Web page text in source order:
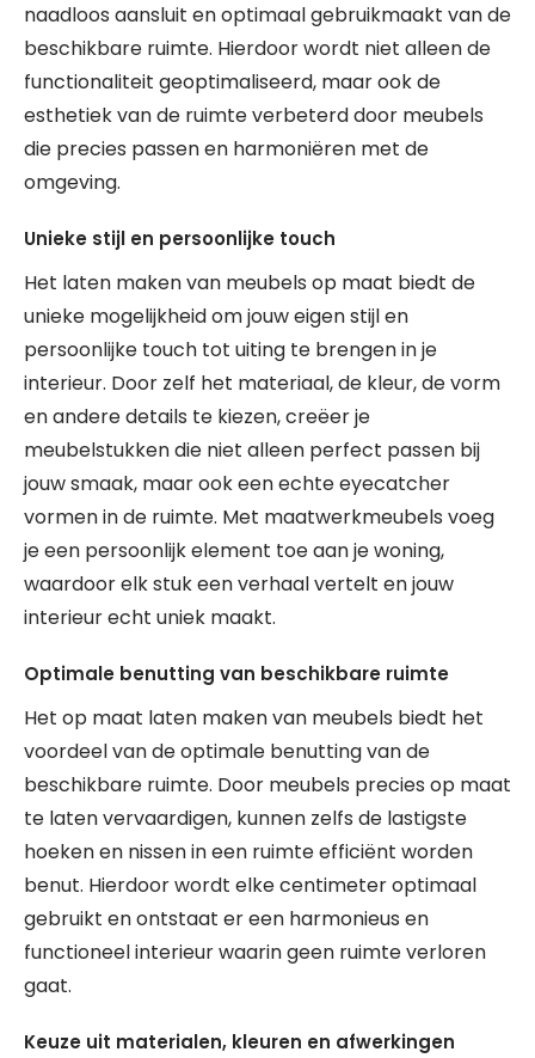
naadloos aansluit en optimaal gebruikmaakt van de
beschikbare ruimte. Hierdoor wordt niet alleen de
functionaliteit geoptimaliseerd, maar ook de
esthetiek van de ruimte verbeterd door meubels
die precies passen en harmoniëren met de
omgeving.
Unieke stijl en persoonlijke touch
Het laten maken van meubels op maat biedt de
unieke mogelijkheid om jouw eigen stijl en
persoonlijke touch tot uiting te brengen in je
interieur. Door zelf het materiaal, de kleur, de vorm
en andere details te kiezen, creëer je
meubelstukken die niet alleen perfect passen bij
jouw smaak, maar ook een echte eyecatcher
vormen in de ruimte. Met maatwerkmeubels voeg
je een persoonlijk element toe aan je woning,
waardoor elk stuk een verhaal vertelt en jouw
interieur echt uniek maakt.
Optimale benutting van beschikbare ruimte
Het op maat laten maken van meubels biedt het
voordeel van de optimale benutting van de
beschikbare ruimte. Door meubels precies op maat
te laten vervaardigen, kunnen zelfs de lastigste
hoeken en nissen in een ruimte efficiënt worden
benut. Hierdoor wordt elke centimeter optimaal
gebruikt en ontstaat er een harmonieus en
functioneel interieur waarin geen ruimte verloren
gaat.
Keuze uit materialen, kleuren en afwerkingen